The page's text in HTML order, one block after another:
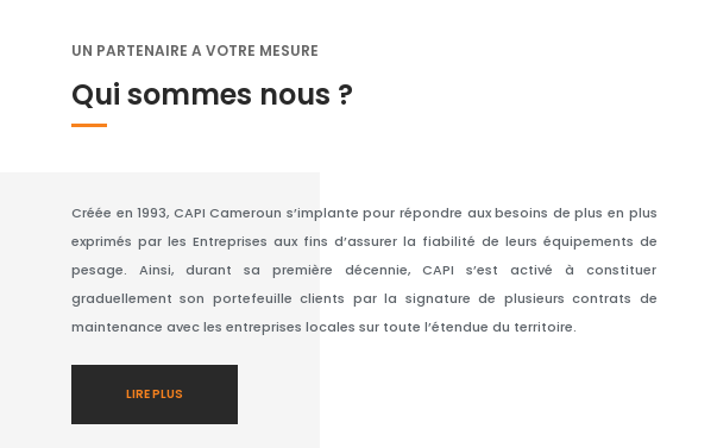
UN PARTENAIRE A VOTRE MESURE
Qui sommes nous ?
Créée en 1993, CAPI Cameroun s’implante pour répondre aux besoins de plus en plus
exprimés par les Entreprises aux fins d’assurer la fiabilité de leurs équipements de
pesage. Ainsi, durant sa première décennie, CAPI s’est activé à constituer
graduellement son portefeuille clients par la signature de plusieurs contrats de
maintenance avec les entreprises locales sur toute l’étendue du territoire.
LIRE PLUS